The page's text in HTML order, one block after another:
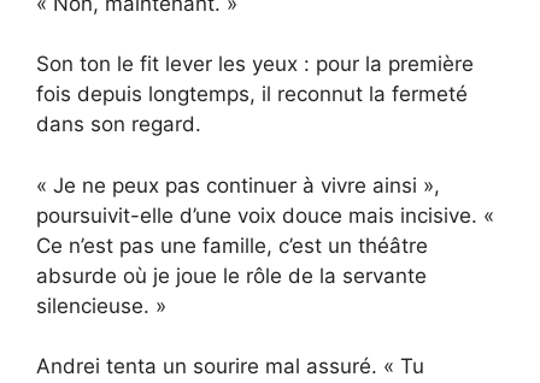
Son ton le fit lever les yeux : pour la première
fois depuis longtemps, il reconnut la fermeté
dans son regard.
« Je ne peux pas continuer à vivre ainsi »,
poursuivit-elle d’une voix douce mais incisive. «
Ce n’est pas une famille, c’est un théâtre
absurde où je joue le rôle de la servante
silencieuse. »
Andrei tenta un sourire mal assuré. « Tu